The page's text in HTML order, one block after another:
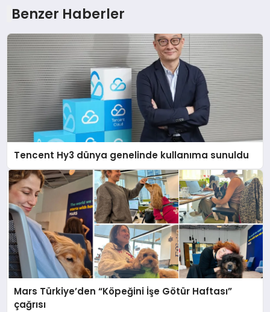
Benzer Haberler
Tencent Hy3 dünya genelinde kullanıma sunuldu
Mars Türkiye’den “Köpeğini İşe Götür Haftası”
çağrısı